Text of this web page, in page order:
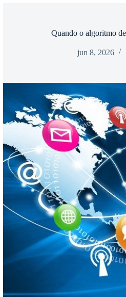
Quando o algoritmo
jun 8, 2026